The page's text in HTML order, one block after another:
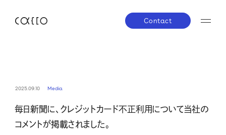
About us
Service
株主・投資家の皆さまへ 経営方針 業績ハイ
IRライブラリー
Contact
2025.09.10 Media
毎日新聞に、クレジットカード不正利用について当社の
コメントが掲載されました。